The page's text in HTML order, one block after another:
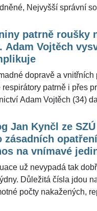
Nejvyšší správní
moci rozsudku,
odůvodnění doplnit.
ignoruje jeho
"Stát neudělal vůbec
způsobem pohlídal a aby
že soud něco zruší a
nelze tolerovat bez
okomentoval
bezpečnostní expert
patrně roušky
Adam Vojtěch
dopravě a vnitřních
patrně i přes
Adam Vojtěch (34)
mutace delta.
nákazy koronavirem
se zvažovalo zmírnění
stole," řekl pro
který již dříve
Jan Kynčl ze SZÚ
zásadních
na vnímavé
už nevypadá tak
Důležitá čísla jdou
počty nakažených,